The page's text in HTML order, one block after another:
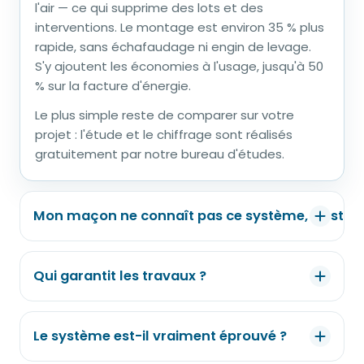
l'air — ce qui supprime des lots et des
interventions. Le montage est environ 35 % plus
rapide, sans échafaudage ni engin de levage.
S'y ajoutent les économies à l'usage, jusqu'à 50
% sur la facture d'énergie.
Le plus simple reste de comparer sur votre
projet : l'étude et le chiffrage sont réalisés
gratuitement par notre bureau d'études.
Mon maçon ne connaît pas ce système, c'est
C'est le cas de la plupart des artisans qui
démarrent avec nous, et ce n'est pas un
obstacle. La formation tient en une journée, les
plans de pose et les guides sont fournis, et
notre équipe assiste le démarrage du chantier.
Les éléments pèsent de 6 à 12 kg/m² là où le
Qui garantit les travaux ?
Autant être clair : EUROMAC2 est fabricant, pas
constructeur. Nous fabriquons, fournissons,
étudions et accompagnons — nous ne réalisons
Le système est-il vraiment éprouvé ?